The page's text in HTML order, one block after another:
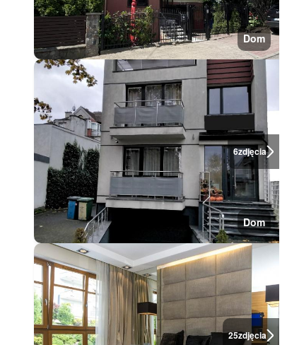
Dom
6zdjęcia
Dom
25zdjęcia